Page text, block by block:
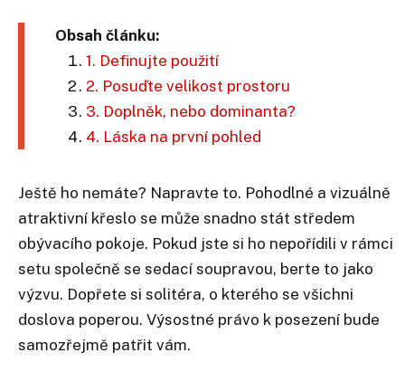
Obsah článku:
1. Definujte použití
2. Posuďte velikost prostoru
3. Doplněk, nebo dominanta?
4. Láska na první pohled
Ještě ho nemáte? Napravte to. Pohodlné a vizuálně
atraktivní křeslo se může snadno stát středem
obývacího pokoje. Pokud jste si ho nepořídili v rámci
setu společně se sedací soupravou, berte to jako
výzvu. Dopřete si solitéra, o kterého se všichni
doslova poperou. Výsostné právo k posezení bude
samozřejmě patřit vám.